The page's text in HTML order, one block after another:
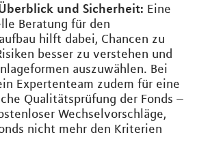
und Sicherheit: Eine
Beratung für den
hilft dabei, Chancen zu
besser zu verstehen und
auszuwählen. Bei
Expertenteam zudem für eine
Qualitätsprüfung der Fonds –
Wechselvorschläge,
nicht mehr den Kriterien